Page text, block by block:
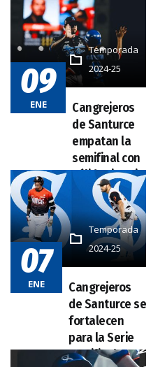
Temporada
2024-25
09
ENE
Temporada
2024-25
07
ENE